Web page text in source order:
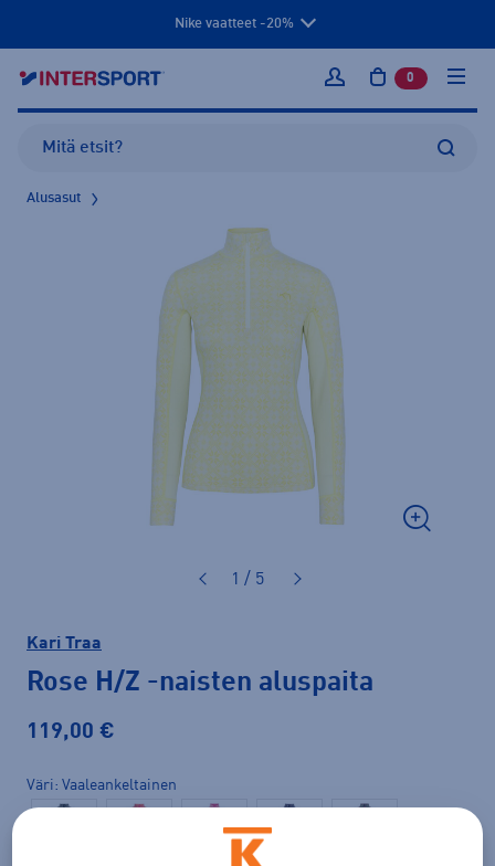
Nike vaatteet -20%
Kirjaudu sisään
0 tuotetta
Alusasut
1 / 5
Kari Traa
Rose H/Z -naisten aluspaita
119,00 €
Väri Vaaleankeltainen